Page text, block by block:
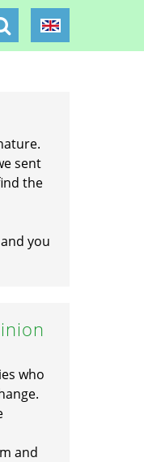
sent
the
you
who
and